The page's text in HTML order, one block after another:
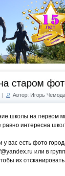
старом
| Автор: Игорь
школы на первом
равно интересна
вас есть фото
или в
их